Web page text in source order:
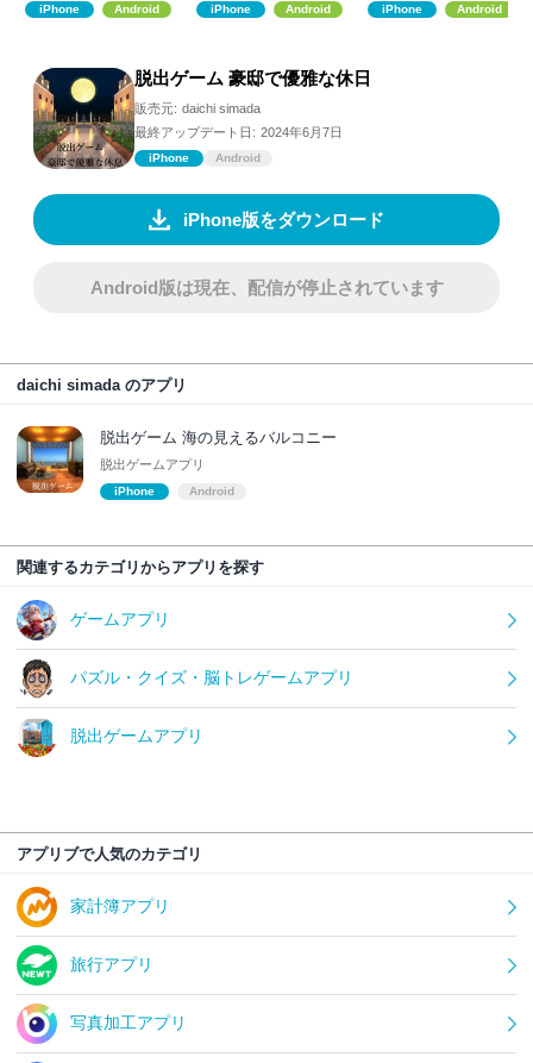
iPhone Android iPhone Android iPhone Android
脱出ゲーム 豪邸で優雅な休日
販売元: daichi simada
最終アップデート日: 2024年6月7日
iPhone Android
iPhone版をダウンロード
Android版は現在、配信が停止されています
daichi simada のアプリ
脱出ゲーム 海の見えるバルコニー
脱出ゲームアプリ
iPhone Android
関連するカテゴリからアプリを探す
ゲームアプリ
パズル・クイズ・脳トレゲームアプリ
脱出ゲームアプリ
アプリブで人気のカテゴリ
家計簿アプリ
旅行アプリ
写真加工アプリ